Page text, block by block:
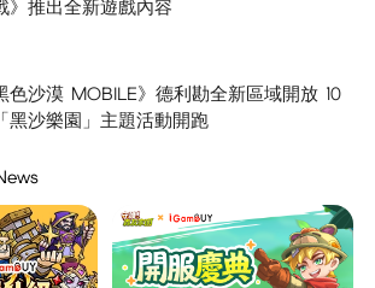
》推出全新遊戲內容
色沙漠 MOBILE》德利勘全新區域開放 10
黑沙樂園」主題活動開跑